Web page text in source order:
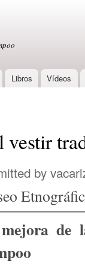
Libros Vídeos
vestir
by
de